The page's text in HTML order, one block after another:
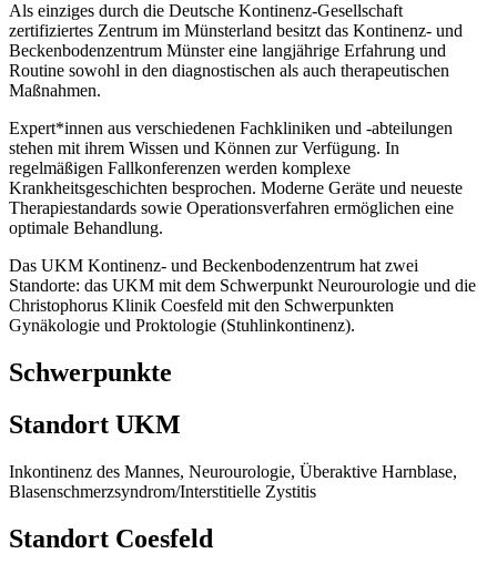
Als einziges durch die Deutsche Kontinenz-Gesellschaft
zertifiziertes Zentrum im Münsterland besitzt das Kontinenz- und
Beckenbodenzentrum Münster eine langjährige Erfahrung und
Routine sowohl in den diagnostischen als auch therapeutischen
Maßnahmen.
Expert*innen aus verschiedenen Fachkliniken und -abteilungen
stehen mit ihrem Wissen und Können zur Verfügung. In
regelmäßigen Fallkonferenzen werden komplexe
Krankheitsgeschichten besprochen. Moderne Geräte und neueste
Therapiestandards sowie Operationsverfahren ermöglichen eine
optimale Behandlung.
Das UKM Kontinenz- und Beckenbodenzentrum hat zwei
Standorte: das UKM mit dem Schwerpunkt Neurourologie und die
Christophorus Klinik Coesfeld mit den Schwerpunkten
Gynäkologie und Proktologie (Stuhlinkontinenz).
Schwerpunkte
Standort UKM
Inkontinenz des Mannes, Neurourologie, Überaktive Harnblase,
Blasenschmerzsyndrom/Interstitielle Zystitis
Standort Coesfeld